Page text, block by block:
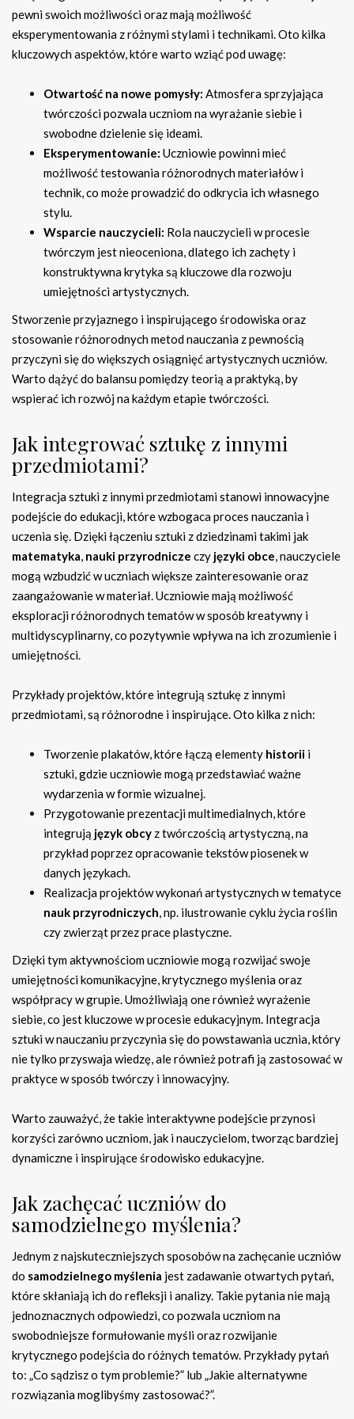
pewni swoich możliwości oraz mają możliwość
eksperymentowania z różnymi stylami i technikami. Oto kilka
kluczowych aspektów, które warto wziąć pod uwagę:
Otwartość na nowe pomysły: Atmosfera sprzyjająca
twórczości pozwala uczniom na wyrażanie siebie i
swobodne dzielenie się ideami.
Eksperymentowanie: Uczniowie powinni mieć
możliwość testowania różnorodnych materiałów i
technik, co może prowadzić do odkrycia ich własnego
stylu.
Wsparcie nauczycieli: Rola nauczycieli w procesie
twórczym jest nieoceniona, dlatego ich zachęty i
konstruktywna krytyka są kluczowe dla rozwoju
umiejętności artystycznych.
Stworzenie przyjaznego i inspirującego środowiska oraz
stosowanie różnorodnych metod nauczania z pewnością
przyczyni się do większych osiągnięć artystycznych uczniów.
Warto dążyć do balansu pomiędzy teorią a praktyką, by
wspierać ich rozwój na każdym etapie twórczości.
Jak integrować sztukę z innymi
przedmiotami?
Integracja sztuki z innymi przedmiotami stanowi innowacyjne
podejście do edukacji, które wzbogaca proces nauczania i
uczenia się. Dzięki łączeniu sztuki z dziedzinami takimi jak
matematyka, nauki przyrodnicze czy języki obce, nauczyciele
mogą wzbudzić w uczniach większe zainteresowanie oraz
zaangażowanie w materiał. Uczniowie mają możliwość
eksploracji różnorodnych tematów w sposób kreatywny i
multidyscyplinarny, co pozytywnie wpływa na ich zrozumienie i
umiejętności.
Przykłady projektów, które integrują sztukę z innymi
przedmiotami, są różnorodne i inspirujące. Oto kilka z nich:
Tworzenie plakatów, które łączą elementy historii i
sztuki, gdzie uczniowie mogą przedstawiać ważne
wydarzenia w formie wizualnej.
Przygotowanie prezentacji multimedialnych, które
integrują język obcy z twórczością artystyczną, na
przykład poprzez opracowanie tekstów piosenek w
danych językach.
Realizacja projektów wykonań artystycznych w tematyce
nauk przyrodniczych, np. ilustrowanie cyklu życia roślin
czy zwierząt przez prace plastyczne.
Dzięki tym aktywnościom uczniowie mogą rozwijać swoje
umiejętności komunikacyjne, krytycznego myślenia oraz
współpracy w grupie. Umożliwiają one również wyrażenie
siebie, co jest kluczowe w procesie edukacyjnym. Integracja
sztuki w nauczaniu przyczynia się do powstawania ucznia, który
nie tylko przyswaja wiedzę, ale również potrafi ją zastosować w
praktyce w sposób twórczy i innowacyjny.
Warto zauważyć, że takie interaktywne podejście przynosi
korzyści zarówno uczniom, jak i nauczycielom, tworząc bardziej
dynamiczne i inspirujące środowisko edukacyjne.
Jak zachęcać uczniów do
samodzielnego myślenia?
Jednym z najskuteczniejszych sposobów na zachęcanie uczniów
do samodzielnego myślenia jest zadawanie otwartych pytań,
które skłaniają ich do refleksji i analizy. Takie pytania nie mają
jednoznacznych odpowiedzi, co pozwala uczniom na
swobodniejsze formułowanie myśli oraz rozwijanie
krytycznego podejścia do różnych tematów. Przykłady pytań
to: „Co sądzisz o tym problemie?” lub „Jakie alternatywne
rozwiązania moglibyśmy zastosować?”.